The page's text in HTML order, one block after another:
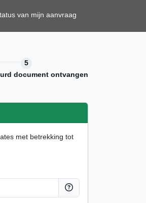
van mijn aanvraag
document ontvangen
met betrekking tot